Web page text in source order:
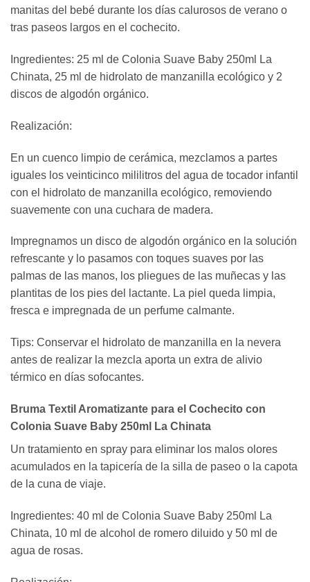
manitas del bebé durante los días calurosos de verano o
tras paseos largos en el cochecito.
Ingredientes: 25 ml de Colonia Suave Baby 250ml La
Chinata, 25 ml de hidrolato de manzanilla ecológico y 2
discos de algodón orgánico.
Realización:
En un cuenco limpio de cerámica, mezclamos a partes
iguales los veinticinco mililitros del agua de tocador infantil
con el hidrolato de manzanilla ecológico, removiendo
suavemente con una cuchara de madera.
Impregnamos un disco de algodón orgánico en la solución
refrescante y lo pasamos con toques suaves por las
palmas de las manos, los pliegues de las muñecas y las
plantitas de los pies del lactante. La piel queda limpia,
fresca e impregnada de un perfume calmante.
Tips: Conservar el hidrolato de manzanilla en la nevera
antes de realizar la mezcla aporta un extra de alivio
térmico en días sofocantes.
Bruma Textil Aromatizante para el Cochecito con
Colonia Suave Baby 250ml La Chinata
Un tratamiento en spray para eliminar los malos olores
acumulados en la tapicería de la silla de paseo o la capota
de la cuna de viaje.
Ingredientes: 40 ml de Colonia Suave Baby 250ml La
Chinata, 10 ml de alcohol de romero diluido y 50 ml de
agua de rosas.